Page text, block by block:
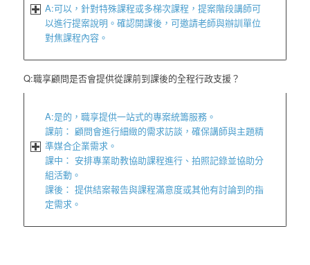
A:可以，針對特殊課程或多梯次課程，提案階段講師可
以進行提案說明。確認開課後，可邀請老師與辦訓單位
對焦課程內容。
Q:職享顧問是否會提供從課前到課後的全程行政支援？
A:是的，職享提供一站式的專案統籌服務。
課前： 顧問會進行細緻的需求訪談，確保講師與主題精
準媒合企業需求。
課中： 安排專業助教協助課程進行、拍照記錄並協助分
組活動。
課後： 提供結案報告與課程滿意度或其他有討論到的指
定需求。